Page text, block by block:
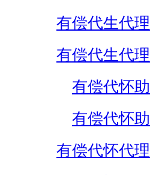
有偿代生代
有偿代生代
有偿代怀
有偿代怀
有偿代怀代